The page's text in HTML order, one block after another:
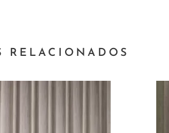
RELACIONADOS